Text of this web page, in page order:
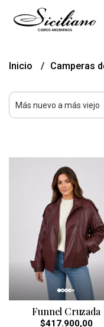
Inicio Camperas
Funnel Cruzada
$417.900,00